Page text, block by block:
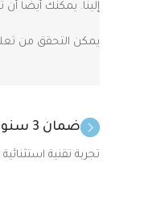
إلينا. يمكنك أيضًا
يمكن التحقق من
ضمان 3 سنوات على التركيب
تجربة تقنية